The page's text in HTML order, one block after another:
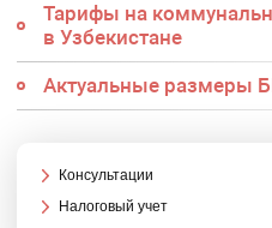
Тарифы на
в Узбекистане
Актуальные размеры
Консультации
Налоговый учет